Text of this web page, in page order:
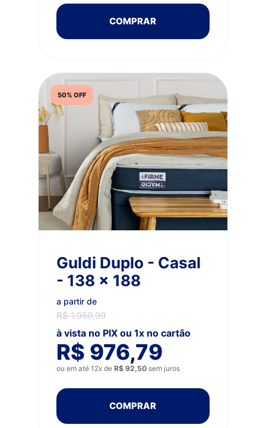
COMPRAR
50% OFF
Guldi Duplo - Casal
- 138 x 188
a partir de
R$ 1.959,99
à vista no PIX ou 1x no cartão
R$ 976,79
ou em até 12x de R$ 92,50sem juros
COMPRAR